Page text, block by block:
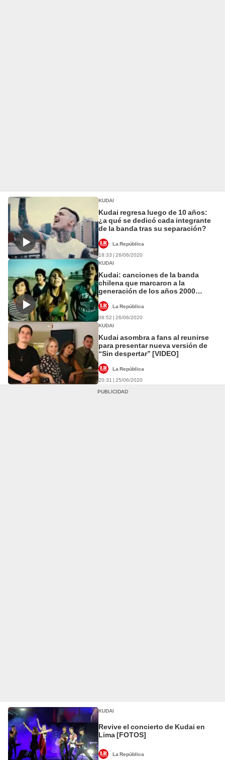
KUDAI
Kudai regresa luego de 10 años:
¿a qué se dedicó cada integrante
de la banda tras su separación?
La República
18:33 | 26/06/2020
KUDAI
Kudai: canciones de la banda
chilena que marcaron a la
generación de los años 2000
La República
08:52 | 26/06/2020
KUDAI
Kudai asombra a fans al reunirse
para presentar nueva versión de
“Sin despertar” [VIDEO]
La República
20:31 | 25/06/2020
KUDAI
Revive el concierto de Kudai en
Lima [FOTOS]
La República